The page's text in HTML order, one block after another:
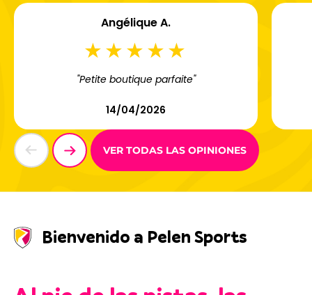
Angélique A.
"Petite boutique parfaite"
14/04/2026
VER TODAS LAS OPINIONES
Bienvenido a Pelen Sports